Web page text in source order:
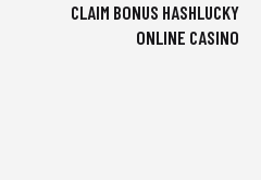
CLAIM BONUS HASHLUCKY
ONLINE CASINO